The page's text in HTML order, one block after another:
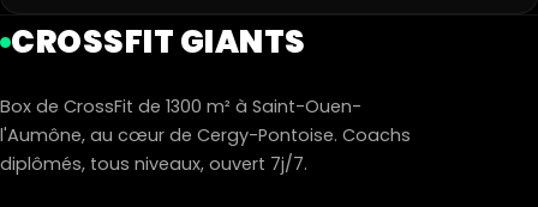
CROSSFIT GIANTS
Box de CrossFit de 1300 m² à Saint-Ouen-
l'Aumône, au cœur de Cergy-Pontoise. Coachs
diplômés, tous niveaux, ouvert 7j/7.